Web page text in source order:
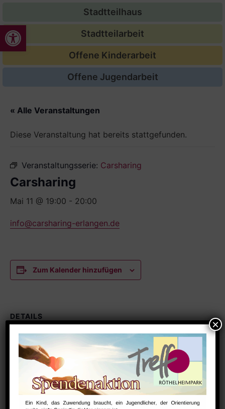
Werkzeugleiste öffnen
Stadtteilhaus
Stadtteilarbeit
Offene Kinderarbeit
Offene Jugendarbeit
« Alle Veranstaltungen
Diese Veranstaltung hat bereits stattgefunden.
Veranstaltungsserie: Carsharing
Carsharing
Mai 11 @ 19:00 - 20:00
info@carsharing-erlangen.de
Zum Kalender hinzufügen
DETAILS
Mai 11
Zeit:
19:00 - 20:00
Serien:
Carsharing